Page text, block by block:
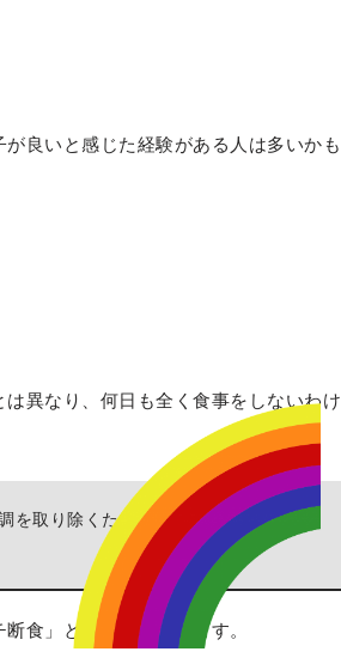
良いと感じた経験がある人は多いかも
異なり、何日も全く食事をしないわけ
取り除くための方法、体本来の機能
食」とも言われています。